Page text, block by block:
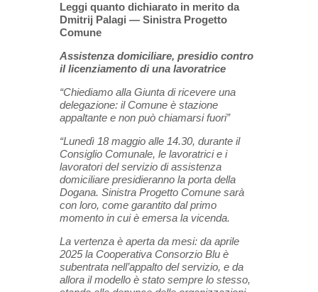
Leggi quanto dichiarato in merito da
Dmitrij Palagi — Sinistra Progetto
Comune
Assistenza domiciliare, presidio contro
il licenziamento di una lavoratrice
“Chiediamo alla Giunta di ricevere una
delegazione: il Comune è stazione
appaltante e non può chiamarsi fuori”
“Lunedì 18 maggio alle 14.30, durante il
Consiglio Comunale, le lavoratrici e i
lavoratori del servizio di assistenza
domiciliare presidieranno la porta della
Dogana. Sinistra Progetto Comune sarà
con loro, come garantito dal primo
momento in cui è emersa la vicenda.
La vertenza è aperta da mesi: da aprile
2025 la Cooperativa Consorzio Blu è
subentrata nell’appalto del servizio, e da
allora il modello è stato sempre lo stesso,